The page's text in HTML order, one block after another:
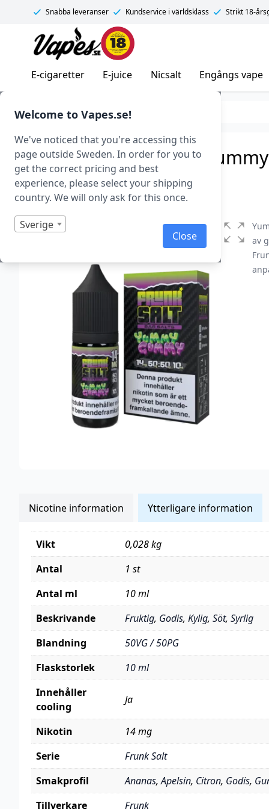
Welcome to Vapes.se!
We've noticed that you're accessing this
page outside Sweden. In order for you to
get the correct pricing and best
experience, please select your shipping
country. We will only ask for this once.
Sverige
Close
Snabba leveranser Kundservice i världsklass Strikt 18-
Vapes.se
E-cigaretter E-juice Nicsalt Engångs vape
E-juice E-juice med nikotin
Frunk Salt – Yummy
Art.nr: 42194
I lager
av
Nicotine information Ytterligare information
Vikt
0,028 kg
Antal
1 st
Antal ml
10 ml
Beskrivande
Fruktig, Godis, Kylig, Söt, Syrlig
Blandning
50VG / 50PG
Flaskstorlek
10 ml
Innehåller
cooling
Ja
Nikotin
14 mg
Serie
Frunk Salt
Smakprofil
Ananas,Apelsin, Citron, Godis,
Tillverkare
Frunk